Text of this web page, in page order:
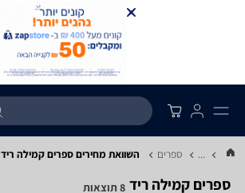
... ספרים השוואת מחירים ספרים ‏קמילה ריד
ספרים ‏קמילה ריד 8 תוצאות